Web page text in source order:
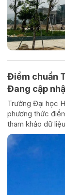
Điểm chuẩn
Đang cập
Trường Đại học
phương thức
tham khảo dữ